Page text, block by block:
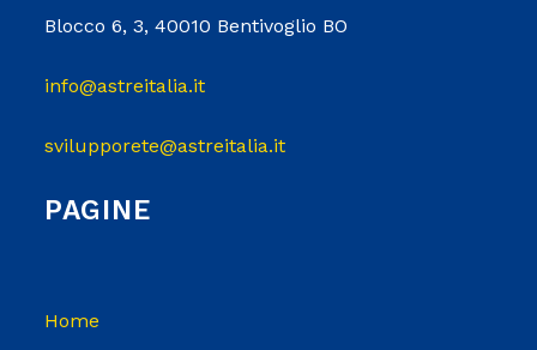
Blocco 6, 3, 40010 Bentivoglio BO
info@astreitalia.it
svilupporete@astreitalia.it
PAGINE
Home